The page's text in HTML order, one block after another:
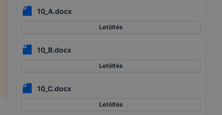
10_A.docx
Letöltés
10_B.docx
Letöltés
10_C.docx
Letöltés